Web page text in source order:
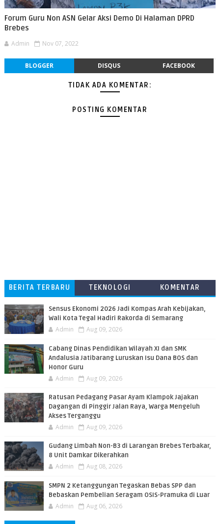
Forum Guru Non ASN Gelar Aksi Demo Di Halaman DPRD
Brebes
Admin Nov 07, 2022
BLOGGER DISQUS FACEBOOK
TIDAK ADA KOMENTAR:
POSTING KOMENTAR
BERITA TERBARU TEKNOLOGI
KOMENTAR
Sensus Ekonomi 2026 Jadi Kompas Arah Kebijakan,
Wali Kota Tegal Hadiri Rakorda di Semarang
Admin Aug 09, 2026
Cabang Dinas Pendidikan Wilayah XI dan SMK
Andalusia Jatibarang Luruskan Isu Dana BOS dan
Honor Guru
Admin Aug 09, 2026
​Ratusan Pedagang Pasar Ayam Klampok Jajakan
Dagangan di Pinggir Jalan Raya, Warga Mengeluh
Akses Terganggu
Admin Aug 09, 2026
​Gudang Limbah Non-B3 di Larangan Brebes Terbakar,
8 Unit Damkar Dikerahkan
Admin Aug 08, 2026
SMPN 2 Ketanggungan Tegaskan Bebas SPP dan
Bebaskan Pembelian Seragam OSIS-Pramuka di Luar
Admin Aug 06, 2026